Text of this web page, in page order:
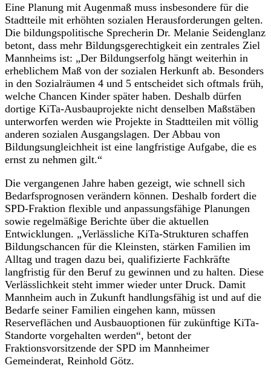
Eine Planung mit Augenmaß muss insbesondere für die
Stadtteile mit erhöhten sozialen Herausforderungen gelten.
Die bildungspolitische Sprecherin Dr. Melanie Seidenglanz
betont, dass mehr Bildungsgerechtigkeit ein zentrales Ziel
Mannheims ist: „Der Bildungserfolg hängt weiterhin in
erheblichem Maß von der sozialen Herkunft ab. Besonders
in den Sozialräumen 4 und 5 entscheidet sich oftmals früh,
welche Chancen Kinder später haben. Deshalb dürfen
dortige KiTa-Ausbauprojekte nicht denselben Maßstäben
unterworfen werden wie Projekte in Stadtteilen mit völlig
anderen sozialen Ausgangslagen. Der Abbau von
Bildungsungleichheit ist eine langfristige Aufgabe, die es
ernst zu nehmen gilt.“
Die vergangenen Jahre haben gezeigt, wie schnell sich
Bedarfsprognosen verändern können. Deshalb fordert die
SPD-Fraktion flexible und anpassungsfähige Planungen
sowie regelmäßige Berichte über die aktuellen
Entwicklungen. „Verlässliche KiTa-Strukturen schaffen
Bildungschancen für die Kleinsten, stärken Familien im
Alltag und tragen dazu bei, qualifizierte Fachkräfte
langfristig für den Beruf zu gewinnen und zu halten. Diese
Verlässlichkeit steht immer wieder unter Druck. Damit
Mannheim auch in Zukunft handlungsfähig ist und auf die
Bedarfe seiner Familien eingehen kann, müssen
Reserveflächen und Ausbauoptionen für zukünftige KiTa-
Standorte vorgehalten werden“, betont der
Fraktionsvorsitzende der SPD im Mannheimer
Gemeinderat, Reinhold Götz.